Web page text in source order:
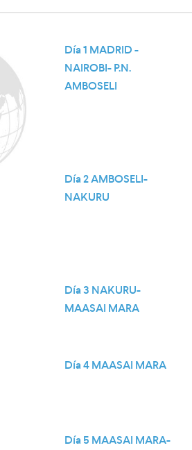
Día 1 MADRID -
NAIROBI- P.N.
AMBOSELI
Día 2 AMBOSELI-
NAKURU
Día 3 NAKURU-
MAASAI MARA
Día 4 MAASAI MARA
Día 5 MAASAI MARA-